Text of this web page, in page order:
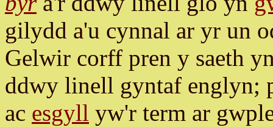
gilydd a'u cynnal ar yr un
Gelwir corff pren y saeth
ddwy linell gyntaf englyn;
ac esgyll yw'r term ar